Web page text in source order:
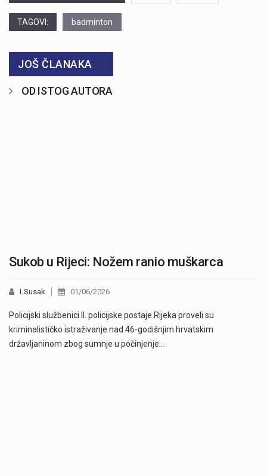
TAGOVI: badminton
JOŠ ČLANAKA
OD ISTOG AUTORA
Sukob u Rijeci: Nožem ranio muškarca
LSusak 01/06/2026
Policijski službenici II. policijske postaje Rijeka proveli su
kriminalističko istraživanje nad 46-godišnjim hrvatskim
državljaninom zbog sumnje u počinjenje…